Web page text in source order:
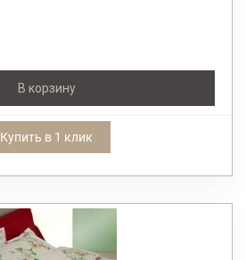
В корзину
Купить в 1 клик